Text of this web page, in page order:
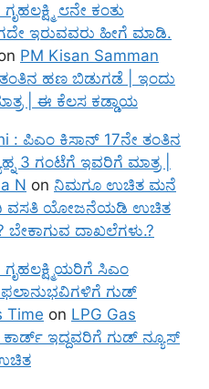
೮ನೇ ಕಂತು
ಇರುವವರು ಹೀಗೆ ಮಾಡಿ.
PM Kisan Samman
ಹಣ ಬಿಡುಗಡೆ | ಇಂದು
| ಈ ಕೆಲಸ ಕಡ್ಡಾಯ
: ಪಿಎಂ ಕಿಸಾನ್ 17ನೇ ತಂತಿನ
3 ಗಂಟೆಗೆ ಇವರಿಗೆ ಮಾತ್ರ |
N on ನಿಮಗೂ ಉಚಿತ ಮನೆ
ವಸತಿ ಯೋಜನೆಯಡಿ ಉಚಿತ
ಬೇಕಾಗುವ ದಾಖಲೆಗಳು.?
ಗೃಹಲಕ್ಷ್ಮಿಯರಿಗೆ ಸಿಎಂ
ಫಲಾನುಭವಿಗಳಿಗೆ ಗುಡ್
Time on LPG Gas
ಇದ್ದವರಿಗೆ ಗುಡ್ ನ್ಯೂಸ್